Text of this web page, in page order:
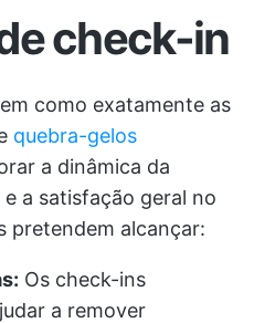
check-in
como exatamente as
quebra-gelos
a dinâmica da
a satisfação geral no
pretendem alcançar:
Os check-ins
a remover